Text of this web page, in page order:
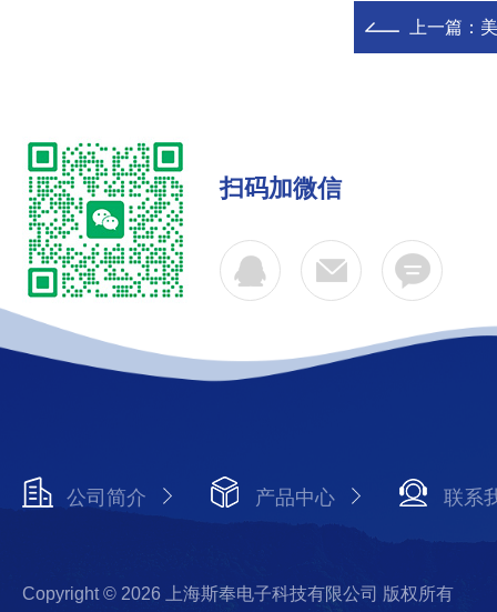
上一篇：
扫码加微信
公司简介 产品中心 联系
Copyright © 2026 上海斯奉电子科技有限公司 版权所有